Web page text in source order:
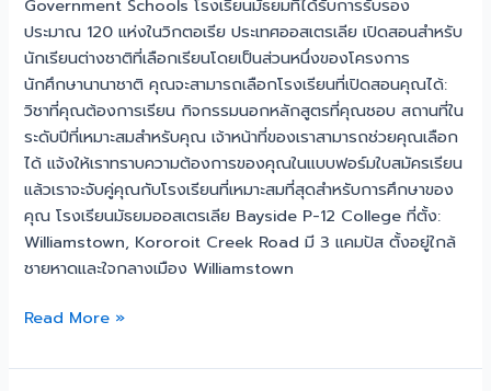
Government Schools โรงเรียนมัธยมที่ได้รับการรับรอง
ประมาณ 120 แห่งในวิกตอเรีย ประเทศออสเตรเลีย เปิดสอนสำหรับ
นักเรียนต่างชาติที่เลือกเรียนโดยเป็นส่วนหนึ่งของโครงการ
นักศึกษานานาชาติ คุณจะสามารถเลือกโรงเรียนที่เปิดสอนคุณได้:
วิชาที่คุณต้องการเรียน กิจกรรมนอกหลักสูตรที่คุณชอบ สถานที่ใน
ระดับปีที่เหมาะสมสำหรับคุณ เจ้าหน้าที่ของเราสามารถช่วยคุณเลือก
ได้ แจ้งให้เราทราบความต้องการของคุณในแบบฟอร์มใบสมัครเรียน
แล้วเราจะจับคู่คุณกับโรงเรียนที่เหมาะสมที่สุดสำหรับการศึกษาของ
คุณ โรงเรียนมัธยมออสเตรเลีย Bayside P-12 College ที่ตั้ง:
Williamstown, Kororoit Creek Road มี 3 แคมปัส ตั้งอยู่ใกล้
ชายหาดและใจกลางเมือง Williamstown
Read More »